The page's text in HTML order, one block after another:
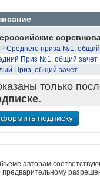
Среднего приза №1, общий
Приз №1, общий зачет
Приз, общий зачет
только
авторам
предварительному